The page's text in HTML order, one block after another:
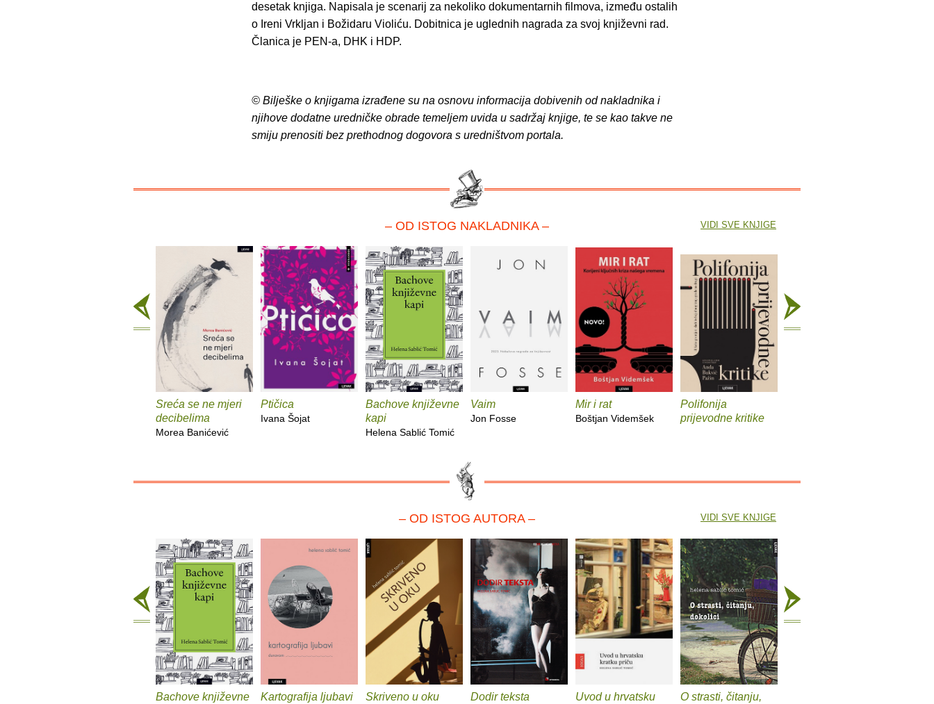
desetak knjiga. Napisala je scenarij za nekoliko dokumentarnih filmova, između ostalih
o Ireni Vrkljan i Božidaru Violiću. Dobitnica je uglednih nagrada za svoj književni rad.
Članica je PEN-a, DHK i HDP.
© Bilješke o knjigama izrađene su na osnovu informacija dobivenih od nakladnika i
njihove dodatne uredničke obrade temeljem uvida u sadržaj knjige, te se kao takve ne
smiju prenositi bez prethodnog dogovora s uredništvom portala.
– OD ISTOG NAKLADNIKA –
Sreća se ne mjeri
decibelima
Morea Banićević
Ptičica
Ivana Šojat
Bachove književne
kapi
Helena Sablić Tomić
Vaim
Jon Fosse
Mir i rat
Boštjan Videmšek
Polifonija
prijevodne kritike
VIDI SVE KNJIGE
– OD ISTOG AUTORA –
Bachove književne
Kartografija ljubavi Skriveno u oku Dodir teksta
Uvod u hrvatsku
O strasti, čitanju,
VIDI SVE KNJIGE